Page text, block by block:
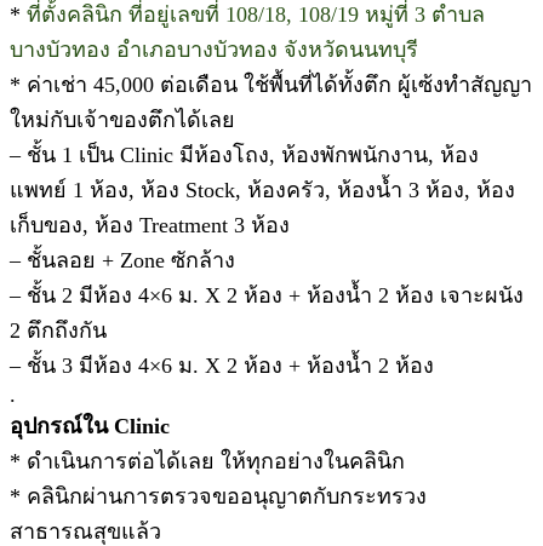
* ที่ตั้งคลินิก ที่อยู่เลขที่ 108/18, 108/19 หมู่ที่ 3 ตำบล
บางบัวทอง อำเภอบางบัวทอง จังหวัดนนทบุรี
* ค่าเช่า 45,000 ต่อเดือน ใช้พื้นที่ได้ทั้งตึก ผู้เซ้งทำสัญญา
ใหม่กับเจ้าของตึกได้เลย
– ชั้น 1 เป็น Clinic มีห้องโถง, ห้องพักพนักงาน, ห้อง
แพทย์ 1 ห้อง, ห้อง Stock, ห้องครัว, ห้องน้ำ 3 ห้อง, ห้อง
เก็บของ, ห้อง Treatment 3 ห้อง
– ชั้นลอย + Zone ซักล้าง
– ชั้น 2 มีห้อง 4×6 ม. X 2 ห้อง + ห้องน้ำ 2 ห้อง เจาะผนัง
2 ตึกถึงกัน
– ชั้น 3 มีห้อง 4×6 ม. X 2 ห้อง + ห้องน้ำ 2 ห้อง
.
อุปกรณ์ใน Clinic
* ดำเนินการต่อได้เลย ให้ทุกอย่างในคลินิก
* คลินิกผ่านการตรวจขออนุญาตกับกระทรวง
สาธารณสุขแล้ว